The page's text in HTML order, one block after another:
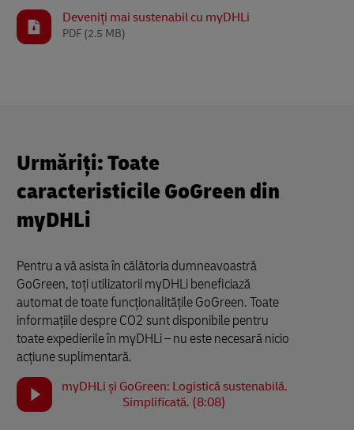
Deveniți mai sustenabil cu myDHLi
PDF (2.5 MB)
Urmăriți: Toate
caracteristicile GoGreen din
myDHLi
Pentru a vă asista în călătoria dumneavoastră
GoGreen, toți utilizatorii myDHLi beneficiază
automat de toate funcționalitățile GoGreen. Toate
informațiile despre CO2 sunt disponibile pentru
toate expedierile în myDHLi – nu este necesară nicio
acțiune suplimentară.
myDHLi și GoGreen: Logistică sustenabilă.
Simplificată. (8:08)